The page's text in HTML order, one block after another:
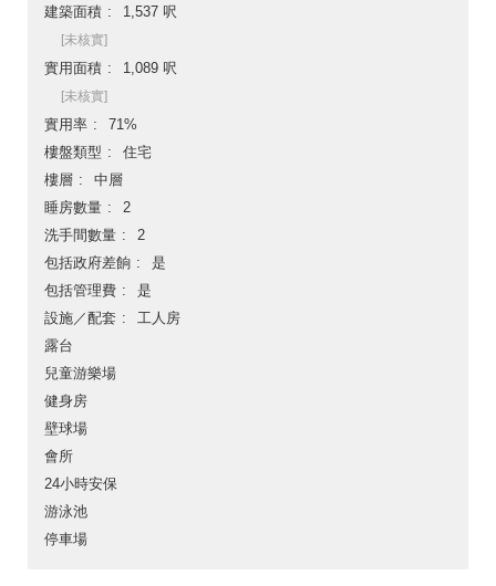
建築面積
1,537 呎
[未核實]
實用面積 1,089 呎
[未核實]
實用率
71%
樓盤類型
住宅
樓層
中層
睡房數量
2
洗手間數量
2
包括政府差餉
是
包括管理費
是
設施／配套
工人房
露台
兒童游樂場
健身房
壁球場
會所
24小時安保
游泳池
停車場